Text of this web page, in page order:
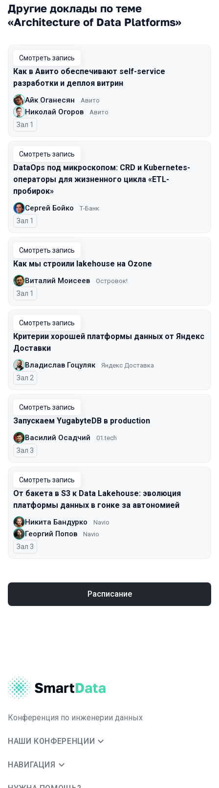
Другие доклады по теме
«Architecture of Data Platforms»
Смотреть запись
Как в Авито обеспечивают self-service
разработки и деплоя витрин
Айк Оганесян Авито
Николай Огоров Авито
Зал 1
Смотреть запись
DataOps под микроскопом: CRD и Kubernetes-
операторы для жизненного цикла «ETL-
пробирок»
Сергей Бойко Т-Банк
Зал 1
Смотреть запись
Как мы строили lakehouse на Ozone
Виталий Моисеев Островок!
Зал 1
Смотреть запись
Критерии хорошей платформы данных от Яндекс
Доставки
Владислав Гоцуляк Яндекс Доставка
Зал 2
Смотреть запись
Запускаем YugabyteDB в production
Василий Осадчий 01.tech
Зал 3
Смотреть запись
От бакета в S3 к Data Lakehouse: эволюция
платформы данных в гонке за автономией
Никита Бандурко Navio
Георгий Попов Navio
Зал 3
Расписание
Конференция по инженерии данных
НАШИ КОНФЕРЕНЦИИ
НАВИГАЦИЯ